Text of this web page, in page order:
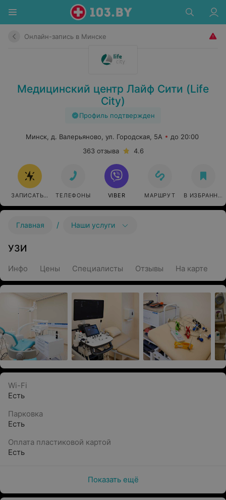
Онлайн-запись в Минске
Медицинский центр Лайф Сити (Life
City)
Профиль подтвержден
Минск, д. Валерьяново, ул. Городская, 5А
до 20:00
363 отзыва
4.6
ЗАПИСАТЬСЯ ОНЛАЙН
ТЕЛЕФОНЫ VIBER МАРШРУТ В ИЗБРАННОЕ
Главная / Наши услуги
УЗИ
Инфо Цены Специалисты Отзывы На карте
Wi-Fi
Есть
Парковка
Есть
Оплата пластиковой картой
Есть
Показать ещё